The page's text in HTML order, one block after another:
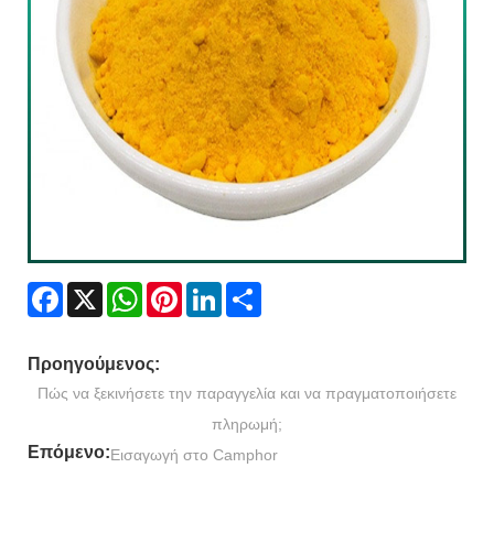
Facebook
X WhatsAppPinterestLinkedIn
Προηγούμενος:
Πώς να ξεκινήσετε την παραγγελία και να πραγματοποιήσετε
πληρωμή;
Επόμενο:Εισαγωγή στο Camphor